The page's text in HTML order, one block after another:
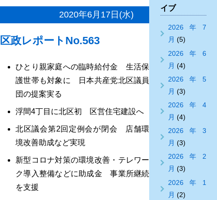
2020年6月17日(水)
区政レポートNo.563
ひとり親家庭への臨時給付金 生活保
護世帯も対象に 日本共産党北区議員
団の提案実る
浮間4丁目に北区初 区営住宅建設へ
北区議会第2回定例会が閉会 店舗環
境改善助成など実現
新型コロナ対策の環境改善・テレワー
ク導入整備などに助成金 事業所継続
を支援
イブ
2026年7
月 (5)
2026年6
月 (4)
2026年5
月 (3)
2026年4
月 (4)
2026年3
月 (3)
2026年2
月 (3)
2026年1
月 (2)